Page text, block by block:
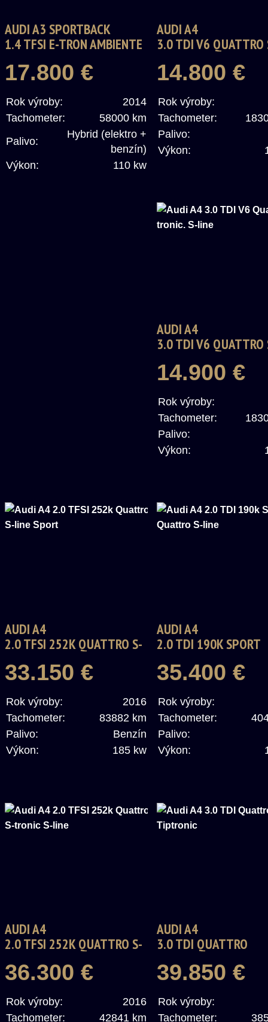
AUDI A3 SPORTBACK
1.4 TFSI E-TRON AMBIENTE
17.800 €
Rok výroby:
2014
Tachometer:
58000 km
Palivo:
Hybrid (elektro +
benzín)
Výkon:
110 kw
AUDI A4
3.0 TDI V6 QUATTRO
14.800 €
Rok výroby:
Tachometer:
Palivo:
Výkon:
AUDI A4
3.0 TDI V6 QUATTRO
14.900 €
Rok výroby:
Tachometer:
Palivo:
Výkon:
AUDI A4
2.0 TFSI 252K QUATTRO S-
33.150 €
Rok výroby:
2016
Tachometer:
83882 km
Palivo:
Benzín
Výkon:
185 kw
AUDI A4
2.0 TDI 190K SPORT
35.400 €
Rok výroby:
Tachometer:
Palivo:
Výkon:
AUDI A4
2.0 TFSI 252K QUATTRO S-
36.300 €
Rok výroby:
2016
Tachometer:
42841 km
AUDI A4
3.0 TDI QUATTRO
39.850 €
Rok výroby:
Tachometer: